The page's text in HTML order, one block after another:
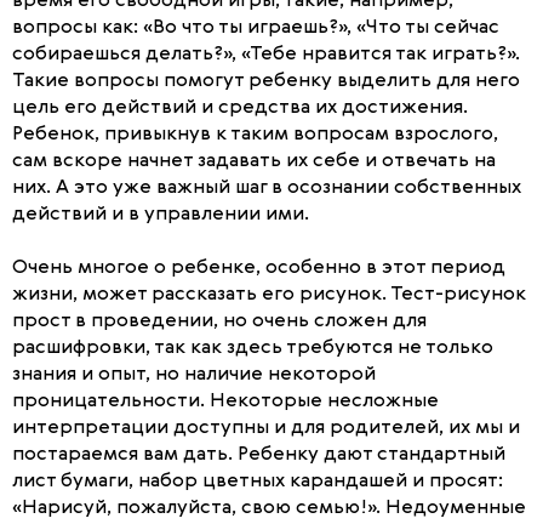
вопросы как: «Во что ты играешь?», «Что ты сейчас
собираешься делать?», «Тебе нравится так играть?».
Такие вопросы помогут ребенку выделить для него
цель его действий и средства их достижения.
Ребенок, привыкнув к таким вопросам взрослого,
сам вскоре начнет задавать их себе и отвечать на
них. А это уже важный шаг в осознании собственных
действий и в управлении ими.
Очень многое о ребенке, особенно в этот период
жизни, может рассказать его рисунок. Тест-рисунок
прост в проведении, но очень сложен для
расшифровки, так как здесь требуются не только
знания и опыт, но наличие некоторой
проницательности. Некоторые несложные
интерпретации доступны и для родителей, их мы и
постараемся вам дать. Ребенку дают стандартный
лист бумаги, набор цветных карандашей и просят:
«Нарисуй, пожалуйста, свою семью!». Недоуменные